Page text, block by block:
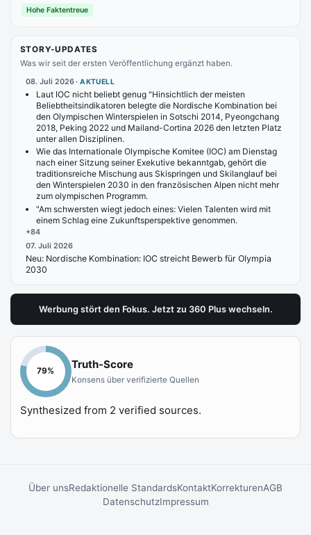
Hohe Faktentreue
STORY-UPDATES
Was wir seit der ersten Veröffentlichung ergänzt haben.
08. Juli 2026·AKTUELL
Laut IOC nicht beliebt genug "Hinsichtlich der meisten
Beliebtheitsindikatoren belegte die Nordische Kombination bei
den Olympischen Winterspielen in Sotschi 2014, Pyeongchang
2018, Peking 2022 und Mailand-Cortina 2026 den letzten Platz
unter allen Disziplinen.
Wie das Internationale Olympische Komitee (IOC) am Dienstag
nach einer Sitzung seiner Exekutive bekanntgab, gehört die
traditionsreiche Mischung aus Skispringen und Skilanglauf bei
den Winterspielen 2030 in den französischen Alpen nicht mehr
zum olympischen Programm.
"Am schwersten wiegt jedoch eines: Vielen Talenten wird mit
einem Schlag eine Zukunftsperspektive genommen.
+84
07. Juli 2026
Neu: Nordische Kombination: IOC streicht Bewerb für Olympia
2030
Werbung stört den Fokus. Jetzt zu 360 Plus wechseln.
79%
Truth-Score
Konsens über verifizierte Quellen
Synthesized from 2 verified sources.
Über unsRedaktionelle StandardsKontaktKorrekturenAGB
DatenschutzImpressum